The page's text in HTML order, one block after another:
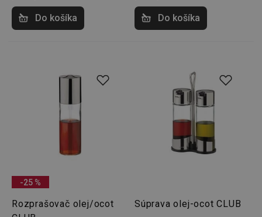
Do košíka Do košíka
-25 %
Rozprašovač olej/ocot
Súprava olej-ocot CLUB